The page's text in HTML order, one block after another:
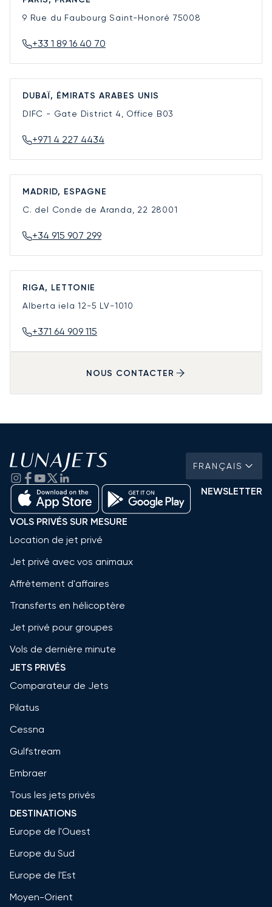
9 Rue du Faubourg Saint-Honoré 75008
+33 1 89 16 40 70
DUBAÏ, ÉMIRATS ARABES UNIS
DIFC - Gate District 4, Office B03
+971 4 227 4434
MADRID, ESPAGNE
C. del Conde de Aranda, 22 28001
+34 915 907 299
RIGA, LETTONIE
Alberta iela 12-5 LV-1010
+371 64 909 115
NOUS CONTACTER
FRANÇAIS
NEWSLETTER
VOLS PRIVÉS SUR MESURE
Location de jet privé
Jet privé avec vos animaux
Affrètement d'affaires
Transferts en hélicoptère
Jet privé pour groupes
Vols de dernière minute
JETS PRIVÉS
Comparateur de Jets
Pilatus
Cessna
Gulfstream
Embraer
Tous les jets privés
DESTINATIONS
Europe de l'Ouest
Europe du Sud
Europe de l'Est
Moyen-Orient